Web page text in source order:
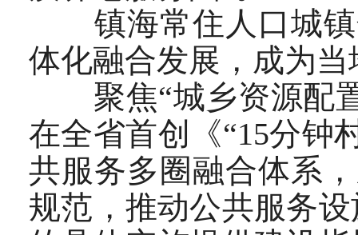
镇海常住人口城镇
体化融合发展，成为当
聚焦“城乡资源配置
在全省首创《“15分钟
共服务多圈融合体系
规范，推动公共服务